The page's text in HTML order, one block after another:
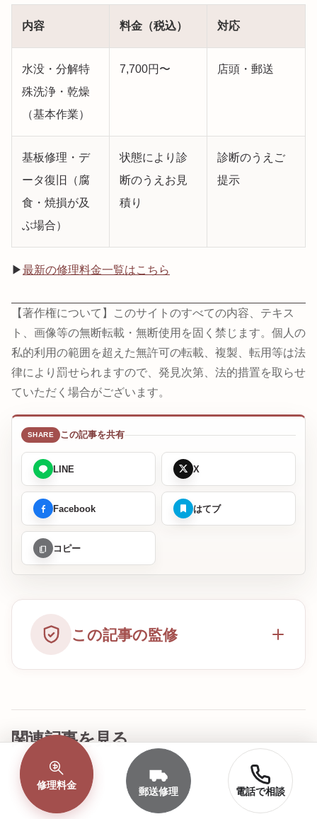
内容 料金（税込） 対応
水没・分解特
殊洗浄・乾燥
（基本作業）
7,700円〜 店頭・郵送
基板修理・デ
ータ復旧（腐
食・焼損が及
ぶ場合）
状態により診
断のうえお見
積り
診断のうえご
提示
▶最新の修理料金一覧はこちら
【著作権について】このサイトのすべての内容、テキス
ト、画像等の無断転載・無断使用を固く禁じます。個人の
私的利用の範囲を超えた無許可の転載、複製、転用等は法
律により罰せられますので、発見次第、法的措置を取らせ
ていただく場合がございます。
この記事を共有
LINE X
Facebook はてブ
コピー
この記事の監修
関連記事を見る
修理料金
郵送修理 電話で相談